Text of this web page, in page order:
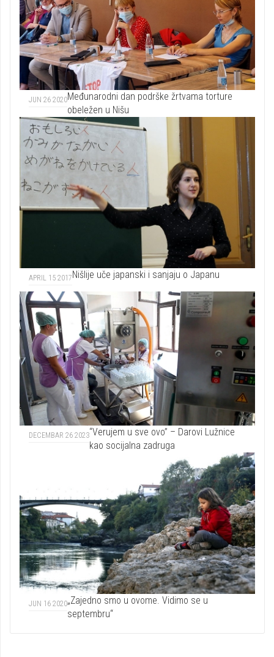
JUN 26 2020Međunarodni dan podrške žrtvama torture
obeležen u Nišu
APRIL 15 2017 Nišlije uče japanski i sanjaju o Japanu
DECEMBAR 26 2023“Verujem u sve ovo” – Darovi Lužnice
kao socijalna zadruga
JUN 16 2020„Zajedno smo u ovome. Vidimo se u
septembru“